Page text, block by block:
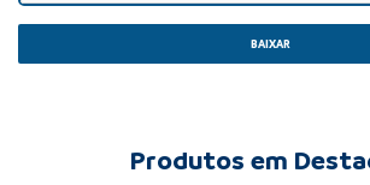
BAIXAR
Produtos em